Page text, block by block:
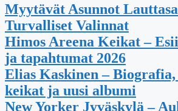
Myytävät Asunnot
Turvalliset Valinnat
Himos Areena Keikat –
ja tapahtumat 2026
Elias Kaskinen – Biografia,
keikat ja uusi albumi
New Yorker Jyväskylä –